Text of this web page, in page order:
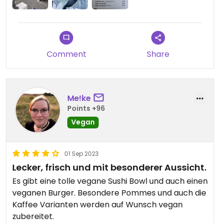
Comment Share
Me!ke
Points +96
Vegan
01 Sep 2023
Lecker, frisch und mit besonderer Aussicht.
Es gibt eine tolle vegane Sushi Bowl und auch einen
veganen Burger. Besondere Pommes und auch die
Kaffee Varianten werden auf Wunsch vegan
zubereitet.